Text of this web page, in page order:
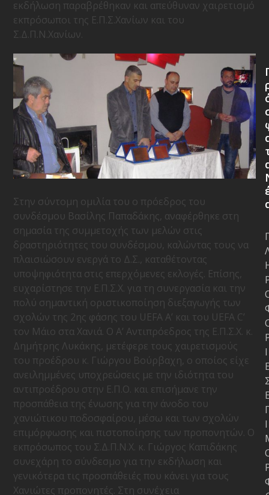
εκδήλωση παραβρέθηκαν και απεύθυναν χαιρετισμό
εκπρόσωποι της Ε.Π.Σ.Χανίων και του
Σ.Δ.Π.Ν.Χανίων.
Στην σύντομη ομιλία του ο πρόεδρος του
συνδέσμου Βασίλης Παπαδάκης, αναφέρθηκε στη
σημασία της συμμετοχής των μελών στις
δραστηριότητες του συνδέσμου, καλώντας τους να
πλαισιώσουν ενεργά το Δ.Σ., καταθέτοντας
υποψηφιότητα στις επερχόμενες εκλογές. Επίσης,
ευχαρίστησε την Ε.Π.Σ.Χ. για τη συνεργασία και την
πολύ σημαντική οριστικοποίηση διεξαγωγής των
σχολών της 2ης φάσης του UEFA A’ και του UEFA C’
τον Μάιο στα Χανιά. Ο Α’ Αντιπρόεδρος της Ε.Π.Σ.Χ. κ.
Δημήτρης Λυκάκης, μετέφερε τους χαιρετισμούς
του προέδρου κ. Γιώργου Βούρβαχη, ο οποίος είχε
ανειλημμένες υποχρεώσεις με την ιδιότητα του
αντιπροέδρου στην Ε.Π.Ο. και επισήμανε την
προσπάθεια της ένωσης για την άνοδο του
χανιώτικου ποδοσφαίρου, μέσω και των σχολών
επιμόρφωσης και πιστοποίησης των προπονητών. Ο
εκπρόσωπος του Σ.Δ.Π.Ν.Χ. κ. Γιώργος Καπιδάκης
συνεχάρη το σύνδεσμο για την εκδήλωση και
γενικότερα τις προσπάθειές που κάνει για τους
Χανιώτες προπονητές. Στη συνέχεια
Ι
Ι